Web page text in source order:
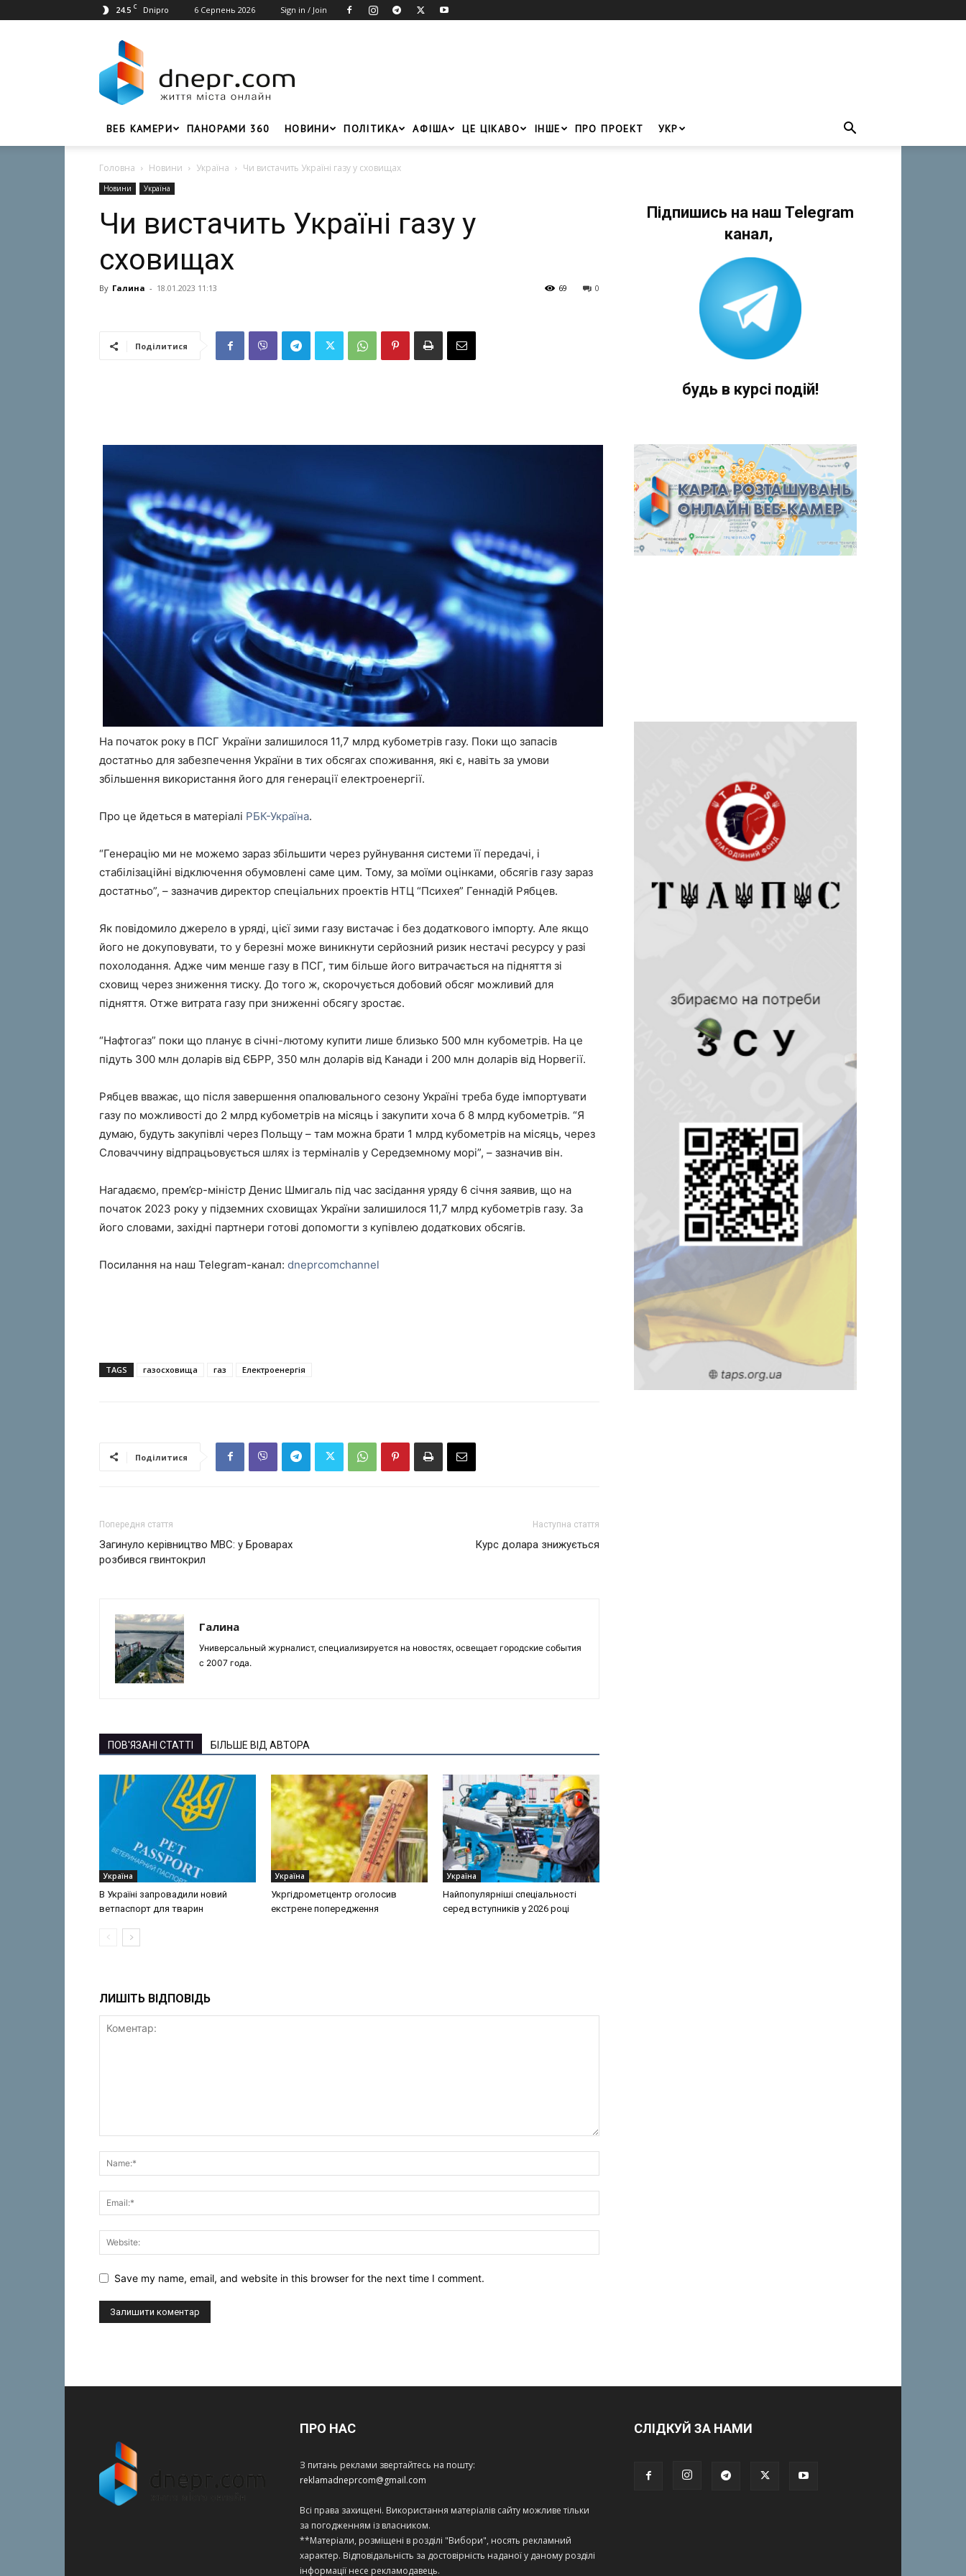
24.5 C Dnipro 6 Серпень 2026 Sign in / Join
Головний
портал
Дніпра
ВЕБ КАМЕРИ ПАНОРАМИ 360 НОВИНИ ПОЛІТИКА АФІША ЦЕ ЦІКАВО ІНШЕ ПРО ПРОЕКТ УКР
Головна Новини Україна Чи вистачить Україні газу у сховищах
Новини Україна
Чи вистачить Україні газу у
сховищах
By Галина - 18.01.2023 11:13 0
69
Поділитися
На початок року в ПСГ України залишилося 11,7 млрд кубометрів газу. Поки що запасів
достатньо для забезпечення України в тих обсягах споживання, які є, навіть за умови
збільшення використання його для генерації електроенергії.
Про це йдеться в матеріалі РБК-Україна.
“Генерацію ми не можемо зараз збільшити через руйнування системи її передачі, і
стабілізаційні відключення обумовлені саме цим. Тому, за моїми оцінками, обсягів газу зараз
достатньо”, – зазначив директор спеціальних проектів НТЦ “Психея” Геннадій Рябцев.
Як повідомило джерело в уряді, цієї зими газу вистачає і без додаткового імпорту. Але якщо
його не докуповувати, то у березні може виникнути серйозний ризик нестачі ресурсу у разі
похолодання. Адже чим менше газу в ПСГ, тим більше його витрачається на підняття зі
сховищ через зниження тиску. До того ж, скорочується добовий обсяг можливий для
підняття. Отже витрата газу при зниженні обсягу зростає.
“Нафтогаз” поки що планує в січні-лютому купити лише близько 500 млн кубометрів. На це
підуть 300 млн доларів від ЄБРР, 350 млн доларів від Канади і 200 млн доларів від Норвегії.
Рябцев вважає, що після завершення опалювального сезону Україні треба буде імпортувати
газу по можливості до 2 млрд кубометрів на місяць і закупити хоча б 8 млрд кубометрів. “Я
думаю, будуть закупівлі через Польщу – там можна брати 1 млрд кубометрів на місяць, через
Словаччину відпрацьовується шлях із терміналів у Середземному морі”, – зазначив він.
Нагадаємо, прем’єр-міністр Денис Шмигаль під час засідання уряду 6 січня заявив, що на
початок 2023 року у підземних сховищах України залишилося 11,7 млрд кубометрів газу. За
його словами, західні партнери готові допомогти з купівлею додаткових обсягів.
Посилання на наш Telegram-канал: dneprcomchannel
TAGS газосховища газ Електроенергія
Поділитися
Попередня стаття
Загинуло керівництво МВС: у Броварах
розбився гвинтокрил
Наступна стаття
Курс долара знижується
Галина
Универсальный журналист, специализируется на новостях, освещает городские события
с 2007 года.
ПОВ'ЯЗАНІ СТАТТІ БІЛЬШЕ ВІД АВТОРА
Україна
В Україні запровадили новий
ветпаспорт для тварин
Україна
Укргідрометцентр оголосив
екстрене попередження
Україна
Найпопулярніші спеціальності
серед вступників у 2026 році
ЛИШІТЬ ВІДПОВІДЬ
Save my name, email, and website in this browser for the next time I comment.
Підпишись на наш Telegram
канал,
будь в курсі подій!
ПРО НАС
З питань реклами звертайтесь на пошту:
reklamadneprcom@gmail.com
Всі права захищені. Використання матеріалів сайту можливе тільки
за погодженням із власником.
**Матеріали, розміщені в розділі "Вибори", носять рекламний
характер. Відповідальність за достовірність наданої у даному розділі
інформації несе рекламодавець.
СЛІДКУЙ ЗА НАМИ